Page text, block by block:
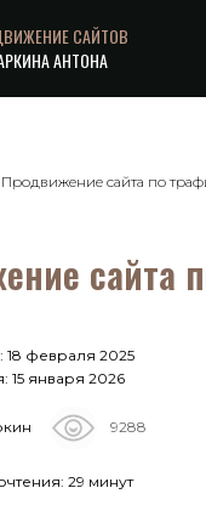
САЙТОВ
АНТОНА
Продвижение сайта по
сайта
18 февраля 2025
15 января 2026
9288
29 минут